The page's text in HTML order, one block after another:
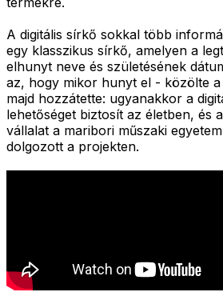
A digitális sírkő sokkal több
egy klasszikus sírkő, amelyen a
elhunyt neve és születésének
az, hogy mikor hunyt el - közölte a
majd hozzátette: ugyanakkor a
lehetőséget biztosít az életben, és
vállalat a maribori műszaki
dolgozott a projekten.